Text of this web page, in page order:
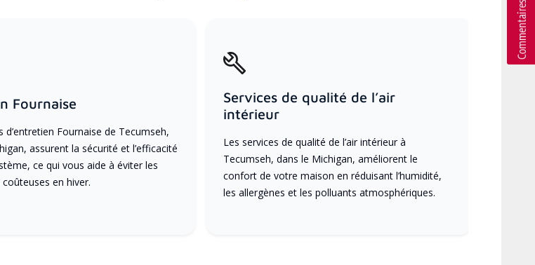
Fournaise
d’entretien Fournaise de Tecumseh,
assurent la sécurité et l’efficacité
ce qui vous aide à éviter les
en hiver.
Services de qualité de l’air
intérieur
Les services de qualité de l’air intérieur à
Tecumseh, dans le Michigan, améliorent le
confort de votre maison en réduisant l’humidité,
les allergènes et les polluants atmosphériques.